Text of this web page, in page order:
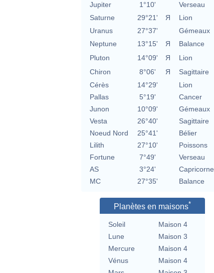
Jupiter
1°10'
Verseau
Saturne
29°21' Я
Lion
Uranus
27°37'
Gémeaux
Neptune
13°15' Я
Balance
Pluton
14°09' Я
Lion
Chiron
8°06' Я
Sagittaire
Cérès
14°29'
Lion
Pallas
5°19'
Cancer
Junon
10°09'
Gémeaux
Vesta
26°40'
Sagittaire
Noeud Nord
25°41'
Bélier
Lilith
27°10'
Poissons
Fortune
7°49'
Verseau
AS
3°24'
Capricorne
MC
27°35' Balance
Planètes en maisons*
Soleil
Maison 4
Lune
Maison 3
Mercure
Maison 4
Vénus
Maison 4